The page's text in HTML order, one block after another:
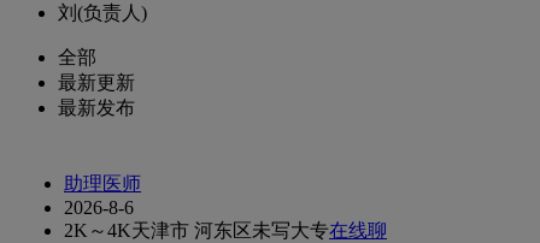
刘(负责人)
全部
最新更新
最新发布
助理医师
2026-8-6
2K～4K天津市 河东区未写大专在线聊